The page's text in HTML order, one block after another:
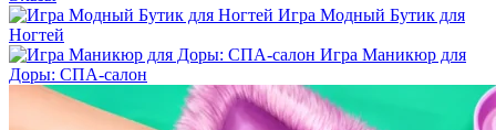
Игра Модный Бутик для
Ногтей
Игра Маникюр для
Доры: СПА-салон